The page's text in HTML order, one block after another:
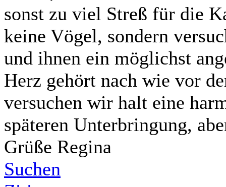
sonst zu viel Streß für die
keine Vögel, sondern
und ihnen ein möglichst
Herz gehört nach wie vor
versuchen wir halt eine
späteren Unterbringung,
Grüße Regina
Suchen